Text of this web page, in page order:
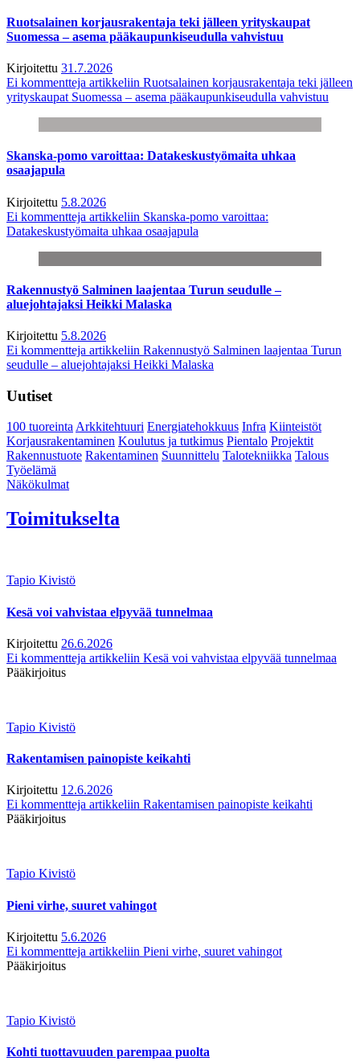
Ruotsalainen korjausrakentaja teki jälleen yrityskaupat
Suomessa – asema pääkaupunkiseudulla vahvistuu
Kirjoitettu 31.7.2026
Ei kommentteja artikkeliin Ruotsalainen korjausrakentaja teki jälleen
yrityskaupat Suomessa – asema pääkaupunkiseudulla vahvistuu
Skanska-pomo varoittaa: Datakeskustyömaita uhkaa
osaajapula
Kirjoitettu 5.8.2026
Ei kommentteja artikkeliin Skanska-pomo varoittaa:
Datakeskustyömaita uhkaa osaajapula
Rakennustyö Salminen laajentaa Turun seudulle –
aluejohtajaksi Heikki Malaska
Kirjoitettu 5.8.2026
Ei kommentteja artikkeliin Rakennustyö Salminen laajentaa Turun
seudulle – aluejohtajaksi Heikki Malaska
Uutiset
100 tuoreintaArkkitehtuuri Energiatehokkuus Infra Kiinteistöt
Korjausrakentaminen Koulutus ja tutkimus Pientalo Projektit
Rakennustuote Rakentaminen Suunnittelu Talotekniikka Talous
Työelämä
Näkökulmat
Toimitukselta
Tapio Kivistö
Kesä voi vahvistaa elpyvää tunnelmaa
Kirjoitettu 26.6.2026
Ei kommentteja artikkeliin Kesä voi vahvistaa elpyvää tunnelmaa
Pääkirjoitus
Tapio Kivistö
Rakentamisen painopiste keikahti
Kirjoitettu 12.6.2026
Ei kommentteja artikkeliin Rakentamisen painopiste keikahti
Pääkirjoitus
Tapio Kivistö
Pieni virhe, suuret vahingot
Kirjoitettu 5.6.2026
Ei kommentteja artikkeliin Pieni virhe, suuret vahingot
Pääkirjoitus
Tapio Kivistö
Kohti tuottavuuden parempaa puolta